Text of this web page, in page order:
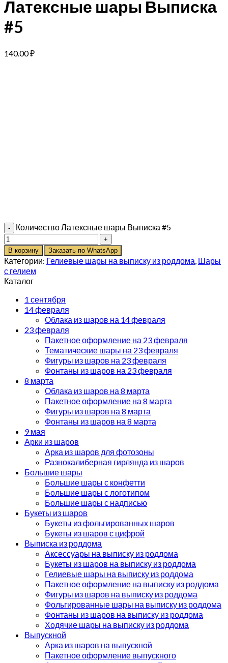
Латексные шары Выписка
#5
140.00₽
Количество Латексные шары Выписка #5
В корзину Заказать по WhatsApp
Категории: Гелиевые шары на выписку из роддома Шары
с гелием
Каталог
1 сентября
14 февраля
Облака из шаров на 14 февраля
23 февраля
Пакетное оформление на 23 февраля
Тематические шары на 23 февраля
Фигуры из шаров на 23 февраля
Фонтаны из шаров на 23 февраля
8 марта
Облака из шаров на 8 марта
Пакетное оформление на 8 марта
Фигуры из шаров на 8 марта
Фонтаны из шаров на 8 марта
9 мая
Арки из шаров
Арка из шаров для фотозоны
Разнокалиберная гирлянда из шаров
Большие шары
Большие шары с конфетти
Большие шары с логотипом
Большие шары с надписью
Букеты из шаров
Букеты из фольгированных шаров
Букеты из шаров с цифрой
Выписка из роддома
Аксессуары на выписку из роддома
Букеты из шаров на выписку из роддома
Гелиевые шары на выписку из роддома
Пакетное оформление на выписку из роддома
Фигуры из шаров на выписку из роддома
Фольгированные шары на выписку из роддома
Фонтаны из шаров на выписку из роддома
Ходячие шары на выписку из роддома
Выпускной
Арка из шаров на выпускной
Пакетное оформление выпускного